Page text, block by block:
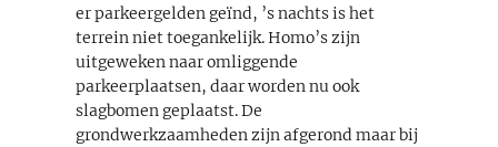
er parkeergelden geïnd, ’s nachts is het
terrein niet toegankelijk. Homo’s zijn
uitgeweken naar omliggende
parkeerplaatsen, daar worden nu ook
slagbomen geplaatst. De
grondwerkzaamheden zijn afgerond maar bij